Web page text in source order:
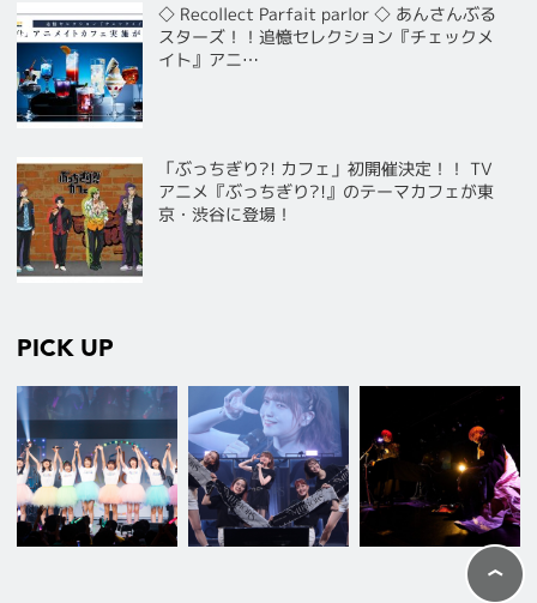
◇ Recollect Parfait parlor ◇ あんさんぶる
スターズ！！追憶セレクション『チェックメ
イト』アニ…
「ぶっちぎり?! カフェ」初開催決定！！ TV
アニメ『ぶっちぎり?!』のテーマカフェが東
京・渋谷に登場！
PICK UP